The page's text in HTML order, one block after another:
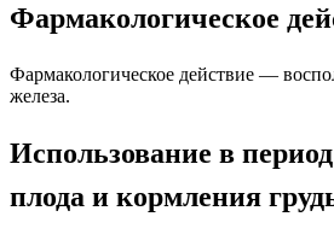
Фармакологическое
Фармакологическое действие —
железа.
Использование в
плода и кормления